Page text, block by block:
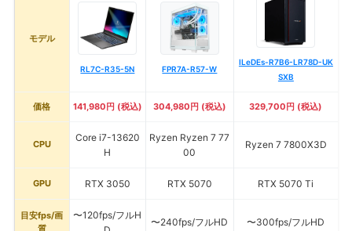
モデル
RL7C-R35-5N FPR7A-R57-W
ILeDEs-R7B6-LR78D-UK
SXB
価格 141,980円 (税込) 304,980円 (税込) 329,700円 (税込)
CPU
Core i7-13620
H
Ryzen Ryzen 7 77
00
Ryzen 7 7800X3D
GPU RTX 3050 RTX 5070 RTX 5070 Ti
目安fps/画
質
〜120fps/フルH
〜240fps/フルHD 〜300fps/フルHD